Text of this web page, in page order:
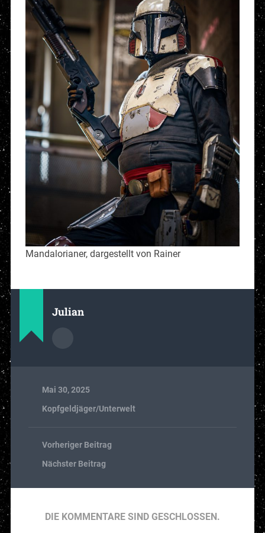
Mandalorianer, dargestellt von Rainer
Julian
Mai 30, 2025
Kopfgeldjäger/Unterwelt
Vorheriger Beitrag
Nächster Beitrag
DIE KOMMENTARE SIND GESCHLOSSEN.